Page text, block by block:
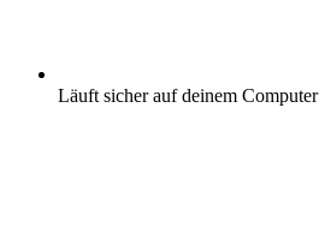
Läuft sicher auf deinem Computer